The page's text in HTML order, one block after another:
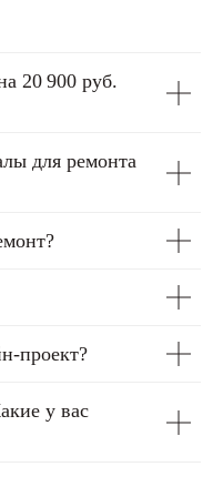
20 900 руб.
для ремонта
проект?
у вас